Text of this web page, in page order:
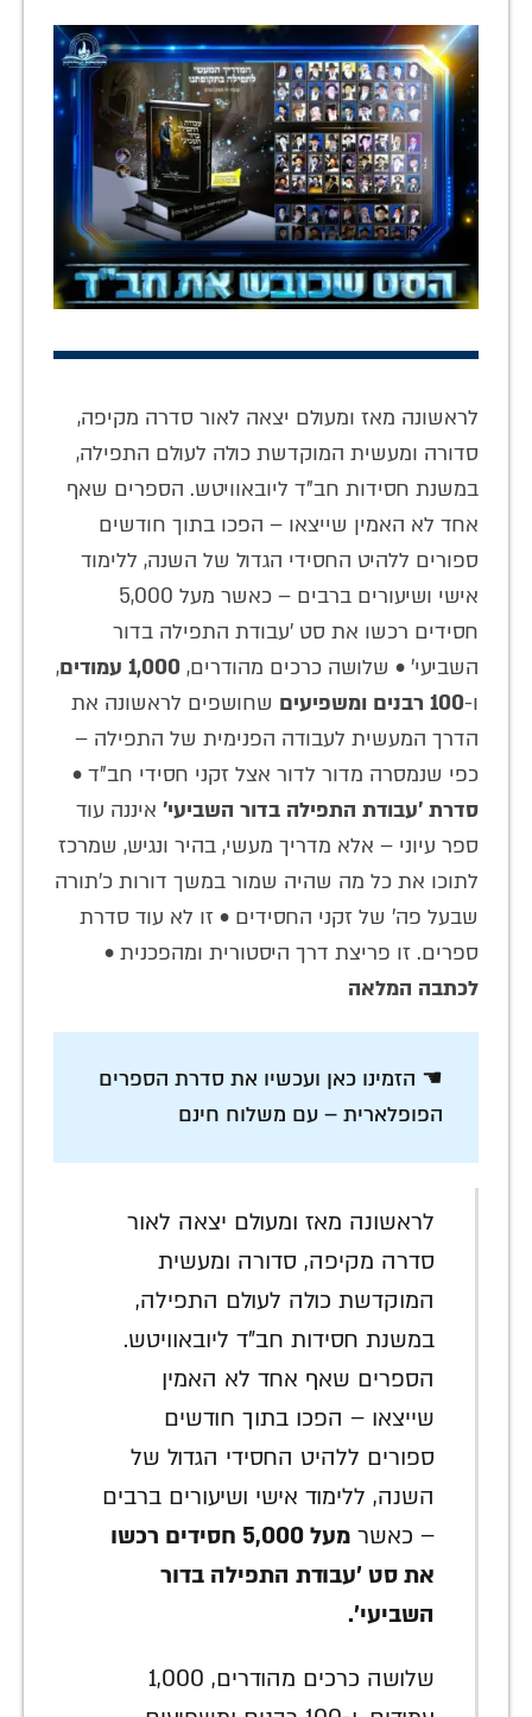
לראשונה מאז ומעולם יצאה לאור סדרה מקיפה,
סדורה ומעשית המוקדשת כולה לעולם התפילה,
במשנת חסידות חב"ד ליובאוויטש. הספרים שאף
אחד לא האמין שייצאו – הפכו בתוך חודשים
ספורים ללהיט החסידי הגדול של השנה, ללימוד
אישי ושיעורים ברבים – כאשר מעל 5,000
חסידים רכשו את סט 'עבודת התפילה בדור
השביעי' • שלושה כרכים מהודרים, 1,000 עמודים
,
ו-100 רבנים ומשפיעים
שחושפים לראשונה את
הדרך המעשית לעבודה הפנימית של התפילה –
כפי שנמסרה מדור לדור אצל זקני חסידי חב"ד •
סדרת 'עבודת התפילה בדור השביעי' איננה עוד
ספר עיוני – אלא מדריך מעשי, בהיר ונגיש, שמרכז
לתוכו את כל מה שהיה שמור במשך דורות כ'תורה
שבעל פה' של זקני החסידים • זו לא עוד סדרת
ספרים. זו פריצת דרך היסטורית ומהפכנית •
לכתבה המלאה
☚ הזמינו כאן ועכשיו את סדרת הספרים
הפופלארית – עם משלוח חינם
לראשונה מאז ומעולם יצאה לאור
סדרה מקיפה, סדורה ומעשית
המוקדשת כולה לעולם התפילה,
במשנת חסידות חב"ד ליובאוויטש.
הספרים שאף אחד לא האמין
שייצאו – הפכו בתוך חודשים
ספורים ללהיט החסידי הגדול של
השנה, ללימוד אישי ושיעורים ברבים
– כאשר
מעל 5,000 חסידים רכשו
את סט 'עבודת התפילה בדור
השביעי'.
שלושה כרכים מהודרים, 1,000